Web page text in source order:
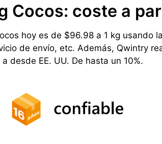
Cocos: coste a
hoy es de $96.98 a 1 kg usando
de envío, etc. Además, Qwintry
desde EE. UU. De hasta un 10%.